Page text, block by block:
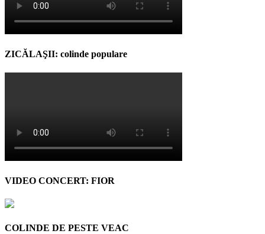
ZICĂLAŞII: colinde populare
VIDEO CONCERT: FIOR
COLINDE DE PESTE VEAC